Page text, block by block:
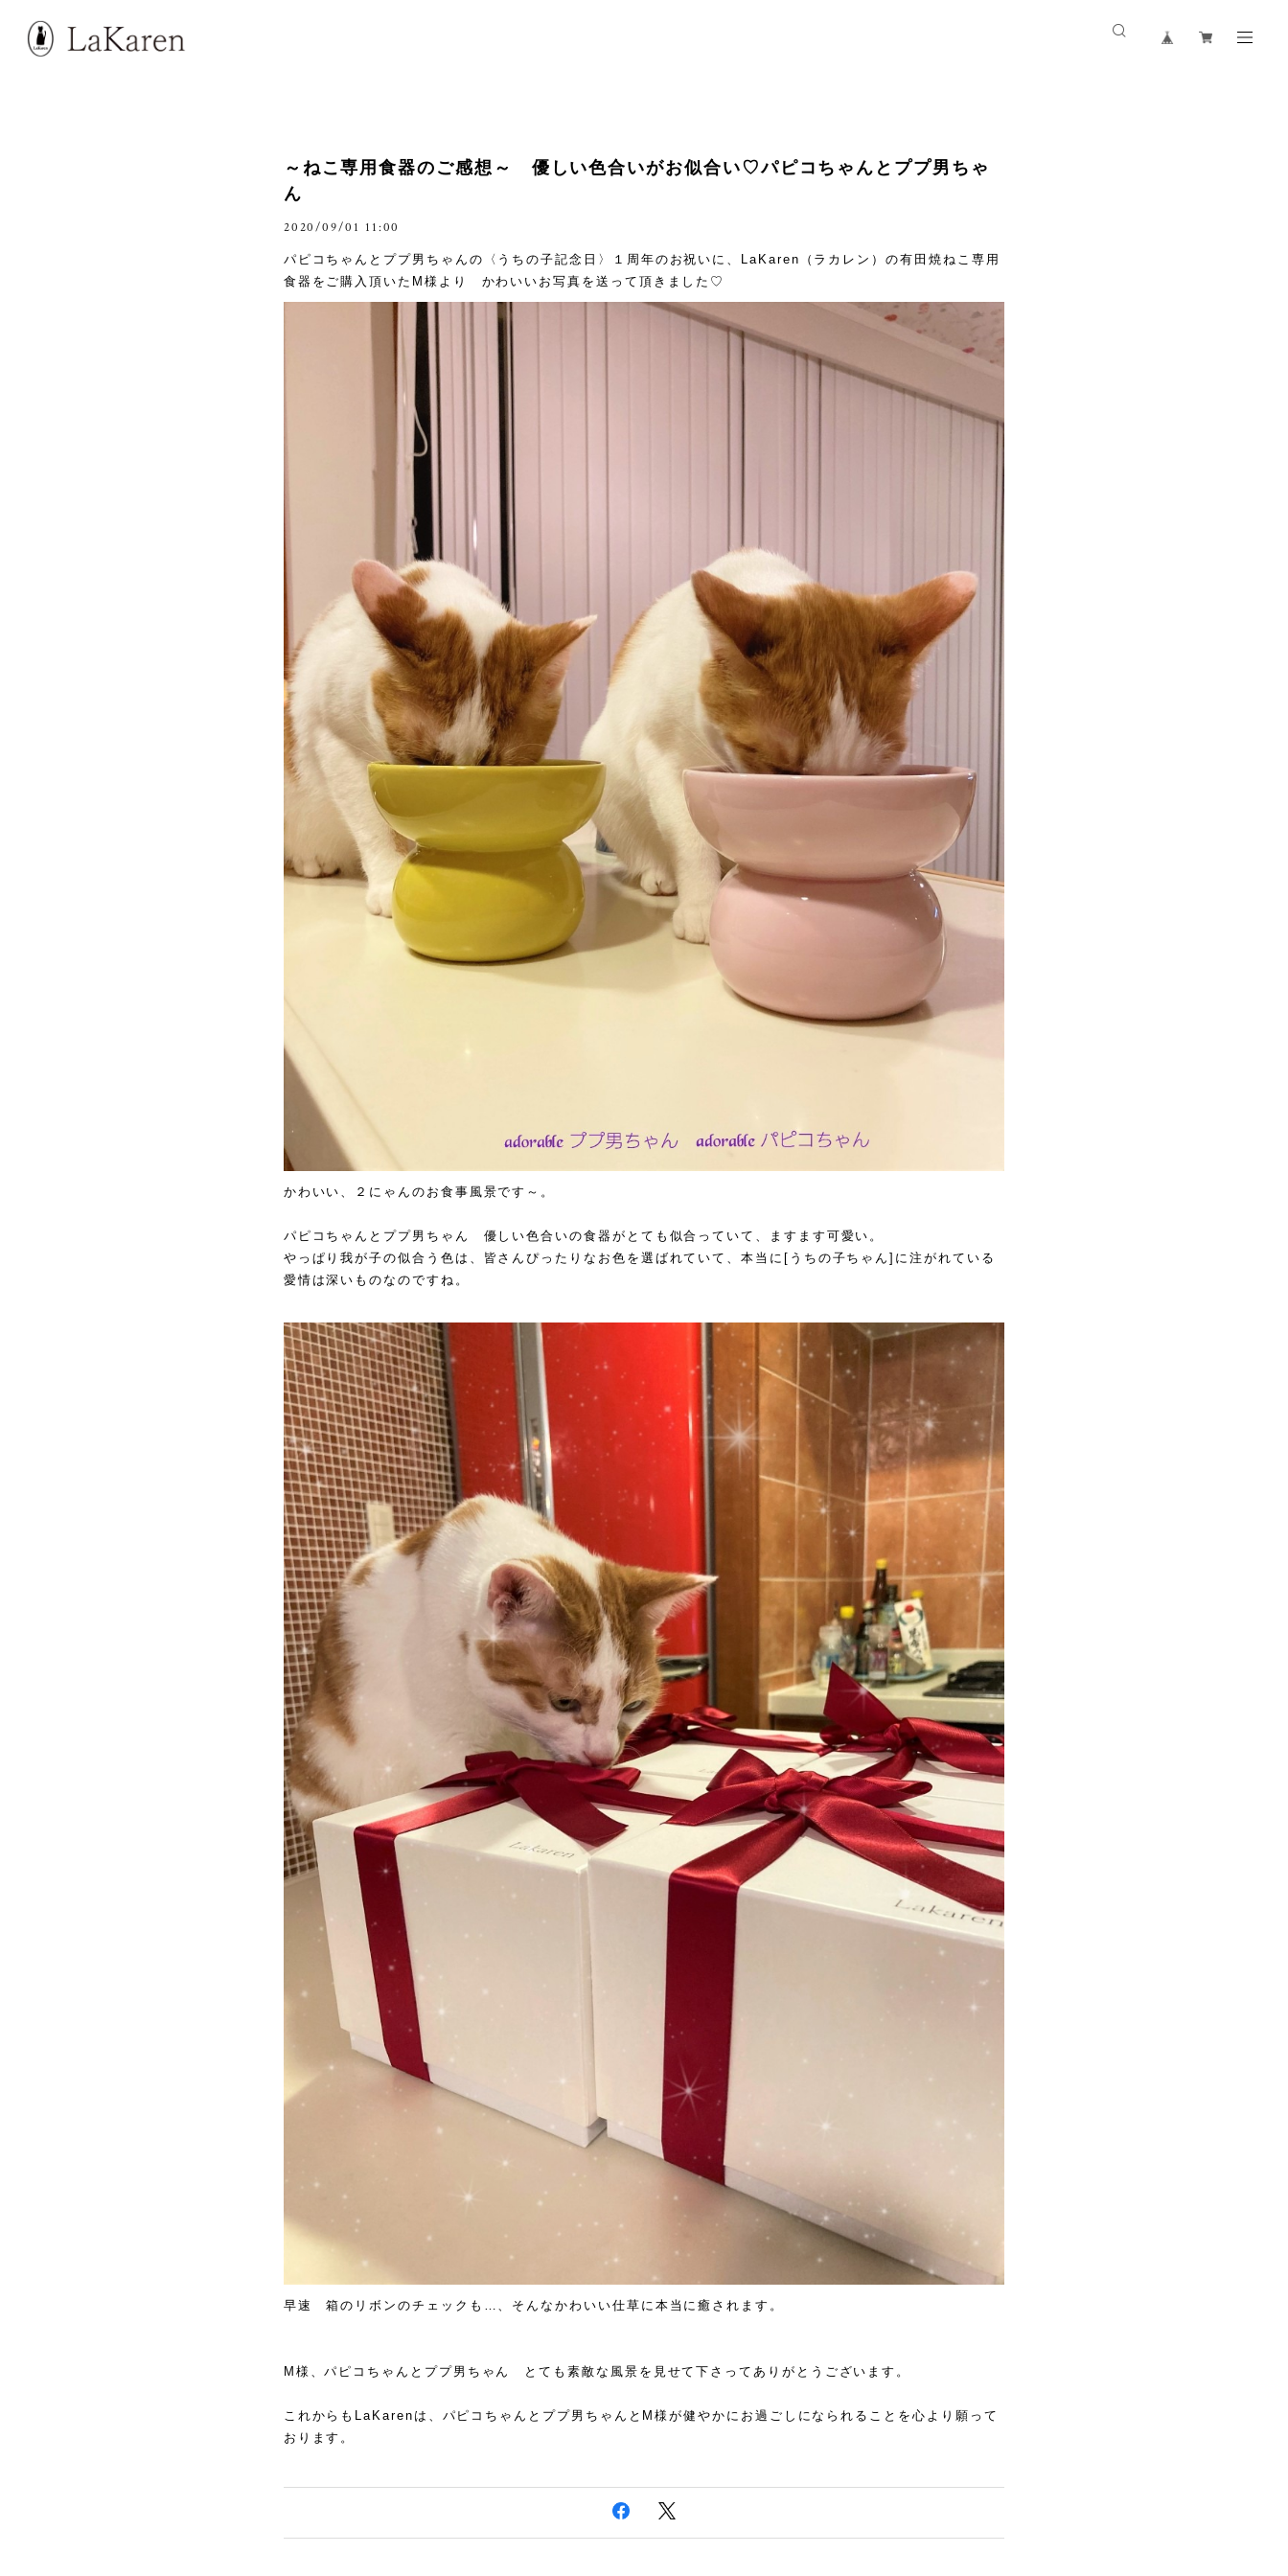
～ねこ専用食器のご感想～ 優しい色合いがお似合い♡パピコちゃんとププ男ちゃ
ん
2020/09/01 11:00
パピコちゃんとププ男ちゃんの〈うちの子記念日〉１周年のお祝いに、LaKaren（ラカレン）の有田焼ねこ専用
食器をご購入頂いたM様より かわいいお写真を送って頂きました♡
かわいい、２にゃんのお食事風景です～。
パピコちゃんとププ男ちゃん 優しい色合いの食器がとても似合っていて、ますます可愛い。
やっぱり我が子の似合う色は、皆さんぴったりなお色を選ばれていて、本当に[うちの子ちゃん]に注がれている
愛情は深いものなのですね。
早速 箱のリボンのチェックも…、そんなかわいい仕草に本当に癒されます。
M様、パピコちゃんとププ男ちゃん とても素敵な風景を見せて下さってありがとうございます。
これからもLaKarenは、パピコちゃんとププ男ちゃんとM様が健やかにお過ごしになられることを心より願って
おります。